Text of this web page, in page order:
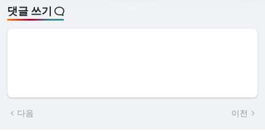
댓글 쓰기
다음 이전